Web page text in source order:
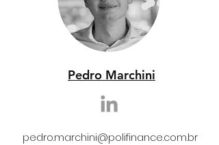
Pedro Marchini
pedro.marchini@polifinance.com.br